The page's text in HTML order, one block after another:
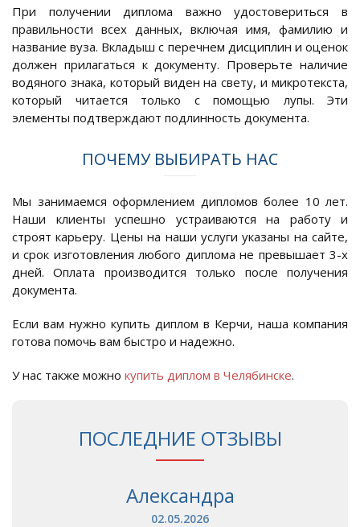
При получении диплома важно удостовериться в
правильности всех данных, включая имя, фамилию и
название вуза. Вкладыш с перечнем дисциплин и оценок
должен прилагаться к документу. Проверьте наличие
водяного знака, который виден на свету, и микротекста,
который читается только с помощью лупы. Эти
элементы подтверждают подлинность документа.
ПОЧЕМУ ВЫБИРАТЬ НАС
Мы занимаемся оформлением дипломов более 10 лет.
Наши клиенты успешно устраиваются на работу и
строят карьеру. Цены на наши услуги указаны на сайте,
и срок изготовления любого диплома не превышает 3-х
дней. Оплата производится только после получения
документа.
Если вам нужно купить диплом в Керчи, наша компания
готова помочь вам быстро и надежно.
У нас также можно купить диплом в Челябинске.
ПОСЛЕДНИЕ ОТЗЫВЫ
Александра
02.05.2026